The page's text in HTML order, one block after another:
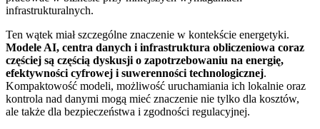
infrastrukturalnych.
Ten wątek miał szczególne znaczenie w kontekście energetyki.
Modele AI, centra danych i infrastruktura obliczeniowa coraz
częściej są częścią dyskusji o zapotrzebowaniu na energię,
efektywności cyfrowej i suwerenności technologicznej.
Kompaktowość modeli, możliwość uruchamiania ich lokalnie oraz
kontrola nad danymi mogą mieć znaczenie nie tylko dla kosztów,
ale także dla bezpieczeństwa i zgodności regulacyjnej.